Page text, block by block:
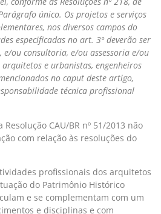
único. Os projetos e serviços
nos diversos campos do
especificadas no art. 3º deverão ser
e/ou consultoria, e/ou assessoria e/ou
e urbanistas, engenheiros
no caput deste artigo,
técnica profissional
CAU/BR nº 51/2013 não
com relação às resoluções do
profissionais dos arquitetos
do Patrimônio Histórico
e se complementam com um
e disciplinas e com